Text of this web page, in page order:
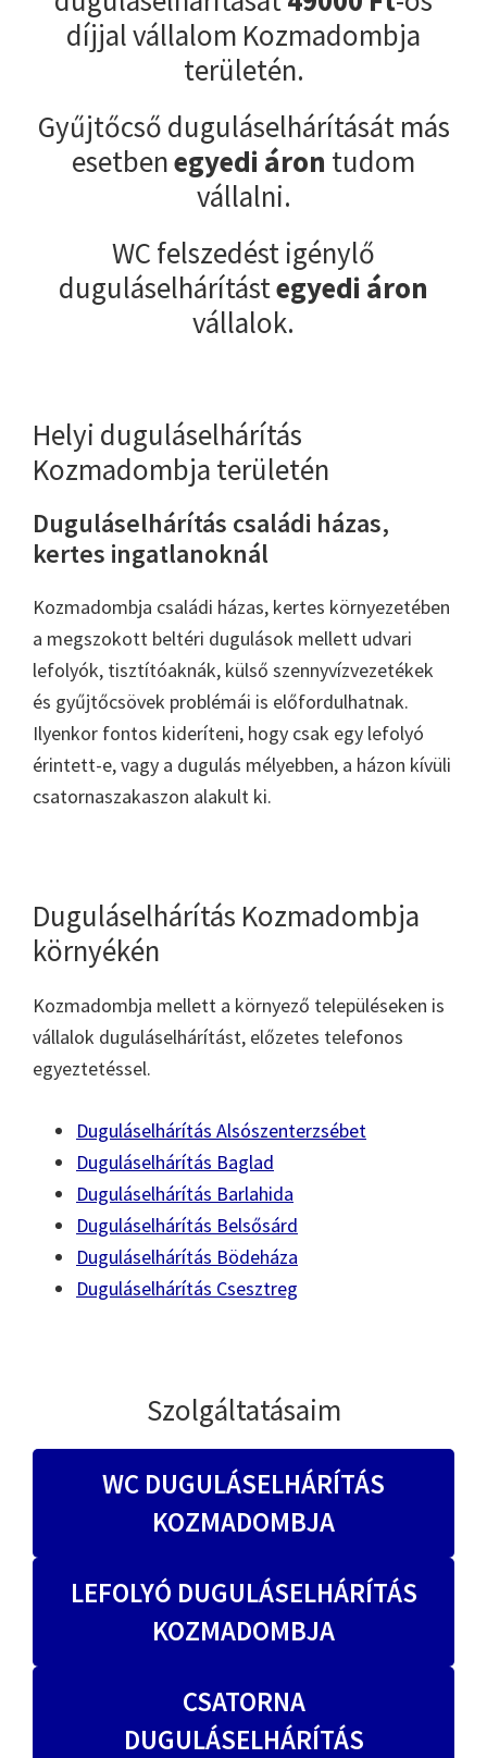
díjjal vállalom Kozmadombja
területén.
Gyűjtőcső duguláselhárítását más
esetbenegyedi áron tudom
vállalni.
WC felszedést igénylő
duguláselhárítástegyedi áron
vállalok.
Helyi duguláselhárítás
Kozmadombja területén
Duguláselhárítás családi házas,
kertes ingatlanoknál
Kozmadombja családi házas, kertes környezetében
a megszokott beltéri dugulások mellett udvari
lefolyók, tisztítóaknák, külső szennyvízvezetékek
és gyűjtőcsövek problémái is előfordulhatnak.
Ilyenkor fontos kideríteni, hogy csak egy lefolyó
érintett-e, vagy a dugulás mélyebben, a házon kívüli
csatornaszakaszon alakult ki.
Duguláselhárítás Kozmadombja
környékén
Kozmadombja mellett a környező településeken is
vállalok duguláselhárítást, előzetes telefonos
egyeztetéssel.
Duguláselhárítás Alsószenterzsébet
Duguláselhárítás Baglad
Duguláselhárítás Barlahida
Duguláselhárítás Belsősárd
Duguláselhárítás Bödeháza
Duguláselhárítás Csesztreg
Szolgáltatásaim
WC DUGULÁSELHÁRÍTÁS
KOZMADOMBJA
LEFOLYÓ DUGULÁSELHÁRÍTÁS
KOZMADOMBJA
CSATORNA
DUGULÁSELHÁRÍTÁS